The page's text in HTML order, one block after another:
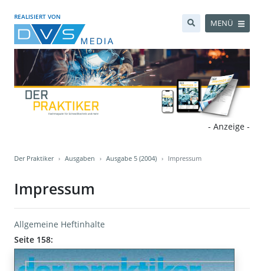
REALISIERT VON
MENÜ
- Anzeige -
Der Praktiker Ausgaben Ausgabe 5 (2004) Impressum
Impressum
Allgemeine Heftinhalte
Seite 158: